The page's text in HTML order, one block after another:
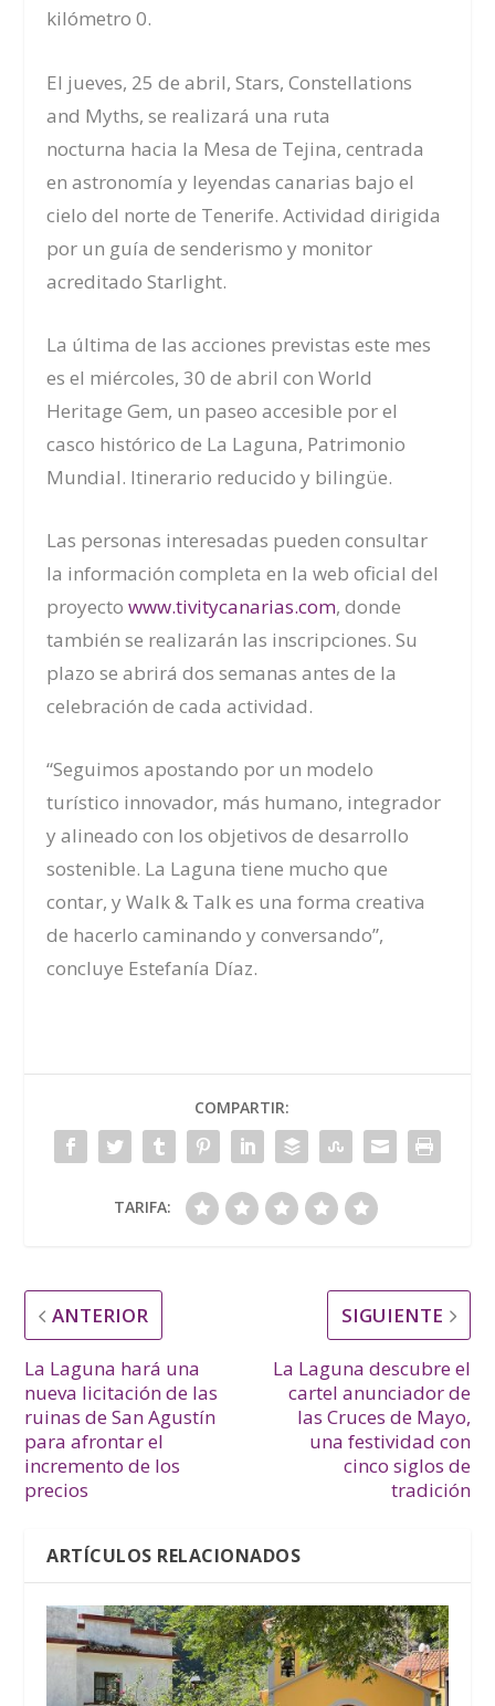
kilómetro 0.
El jueves, 25 de abril, Stars, Constellations
and Myths, se realizará una ruta
nocturna hacia la Mesa de Tejina, centrada
en astronomía y leyendas canarias bajo el
cielo del norte de Tenerife. Actividad dirigida
por un guía de senderismo y monitor
acreditadoStarlight.
La última de las acciones previstas este mes
es el miércoles, 30 de abril con World
Heritage Gem, un paseo accesible por el
casco histórico de La Laguna, Patrimonio
Mundial. Itinerario reducido y bilingüe.
Las personas interesadas pueden consultar
la información completa en la web oficial del
proyectowww.tivitycanarias.com, donde
también se realizarán las inscripciones. Su
plazo se abrirá dos semanas antes de la
celebración de cada actividad.
“Seguimos apostando por un modelo
turístico innovador, más humano, integrador
y alineado con los objetivos de desarrollo
sostenible. La Laguna tiene mucho que
contar, y Walk & Talk es una forma creativa
de hacerlo caminando y conversando”,
concluye Estefanía Díaz.
COMPARTIR:
TARIFA:
ANTERIOR
La Laguna hará una
nueva licitación de las
ruinas de San Agustín
para afrontar el
incremento de los
precios
SIGUIENTE
La Laguna descubre el
cartel anunciador de
las Cruces de Mayo,
una festividad con
cinco siglos de
tradición
ARTÍCULOS RELACIONADOS